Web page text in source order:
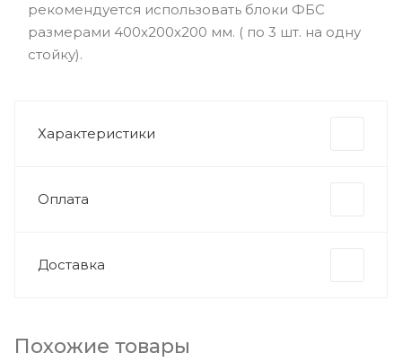
рекомендуется использовать блоки ФБС
размерами 400х200х200 мм. ( по 3 шт. на одну
стойку).
Характеристики
Оплата
Доставка
Похожие товары